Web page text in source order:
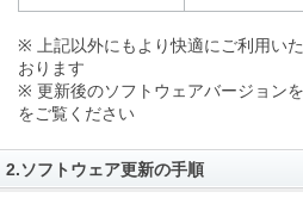
※ 上記以外にもより快適にご利用い
おります
※ 更新後のソフトウェアバージョン
をご覧ください
2.ソフトウェア更新の手順